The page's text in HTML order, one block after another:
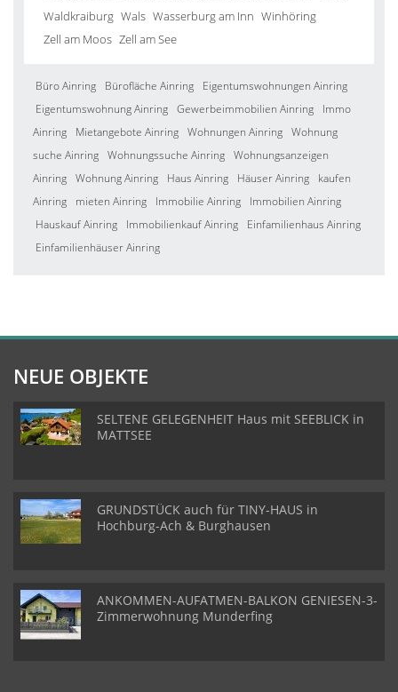
Waldkraiburg Wals Wasserburg am Inn Winhöring
Zell am Moos Zell am See
Büro Ainring Bürofläche Ainring
Eigentumswohnungen Ainring
Eigentumswohnung Ainring Gewerbeimmobilien Ainring
Immo
Ainring
Mietangebote Ainring Wohnungen Ainring Wohnung
suche Ainring Wohnungssuche Ainring Wohnungsanzeigen
Ainring Wohnung Ainring Haus Ainring Häuser Ainring
kaufen
Ainring
mieten Ainring Immobilie Ainring
Immobilien Ainring
Hauskauf Ainring
Immobilienkauf Ainring
Einfamilienhaus Ainring
Einfamilienhäuser Ainring
NEUE OBJEKTE
SELTENE GELEGENHEIT Haus mit SEEBLICK in
MATTSEE
GRUNDSTÜCK auch für TINY-HAUS in
Hochburg-Ach & Burghausen
ANKOMMEN-AUFATMEN-BALKON GENIESEN-3-
Zimmerwohnung Munderfing